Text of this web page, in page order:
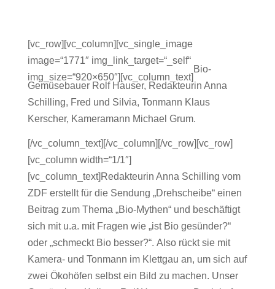
[vc_row][vc_column][vc_single_image
image=“1771″ img_link_target=“_self“
img_size=“920×650″][vc_column_text]
Bio-
Gemüsebauer Rolf Hauser, Redakteurin Anna
Schilling, Fred und Silvia, Tonmann Klaus
Kerscher, Kameramann Michael Grum.
[/vc_column_text][/vc_column][/vc_row][vc_row]
[vc_column width=“1/1″]
[vc_column_text]Redakteurin Anna Schilling vom
ZDF erstellt für die Sendung „Drehscheibe“ einen
Beitrag zum Thema „Bio-Mythen“ und beschäftigt
sich mit u.a. mit Fragen wie „ist Bio gesünder?“
oder „schmeckt Bio besser?“. Also rückt sie mit
Kamera- und Tonmann im Klettgau an, um sich auf
zwei Ökohöfen selbst ein Bild zu machen. Unser